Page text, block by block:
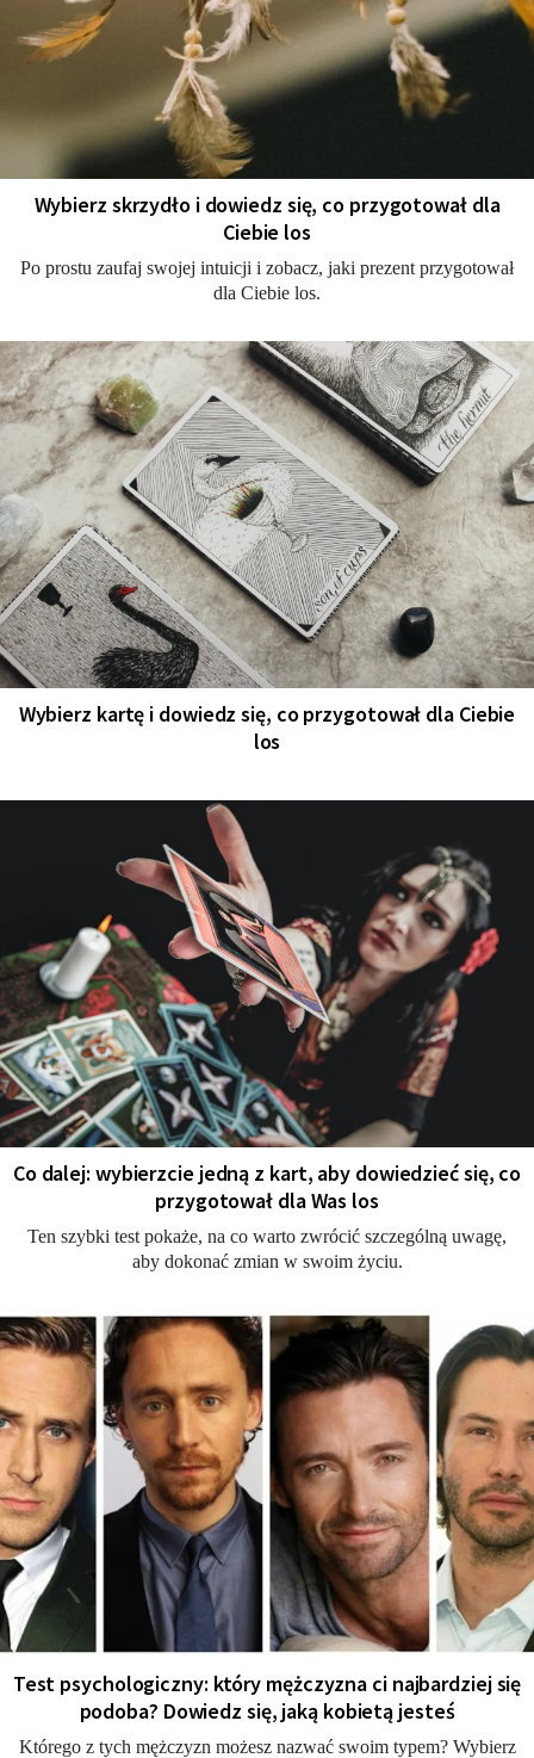
Wybierz skrzydło i dowiedz się, co przygotował dla
Ciebie los
Po prostu zaufaj swojej intuicji i zobacz, jaki prezent przygotował
dla Ciebie los.
Wybierz kartę i dowiedz się, co przygotował dla Ciebie
los
Co dalej: wybierzcie jedną z kart, aby dowiedzieć się, co
przygotował dla Was los
Ten szybki test pokaże, na co warto zwrócić szczególną uwagę,
aby dokonać zmian w swoim życiu.
Test psychologiczny: który mężczyzna ci najbardziej się
podoba? Dowiedz się, jaką kobietą jesteś
Którego z tych mężczyzn możesz nazwać swoim typem? Wybierz